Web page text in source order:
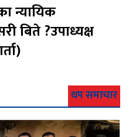
न्यायिक
बिते ?उपाध्यक्ष
थप समाचार